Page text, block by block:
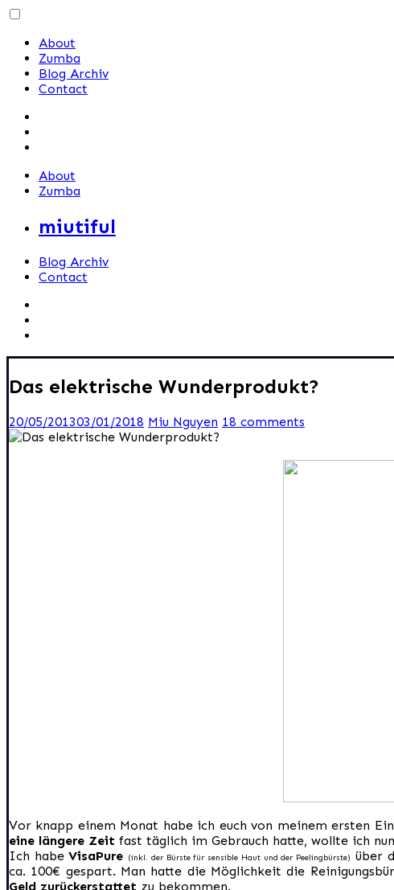
Skip
contentAbout
Zumba
Blog Archiv
Contact
About
Zumba
miutiful
Blog Archiv
Contact
Das elektrische Wunderprodukt?
20/05/201303/01/2018 Miu Nguyen 18 comments
Vor knapp einem Monat habe ich euch von meinem ersten
eine längere Zeit fast täglich im Gebrauch hatte, wollte ich nun
Ich habeVisaPure (inkl. der Bürste für sensible Haut und der Peelingbürste) über
ca. 100€ gespart. Man hatte die Möglichkeit die
Geld zurückerstattet zu bekommen.